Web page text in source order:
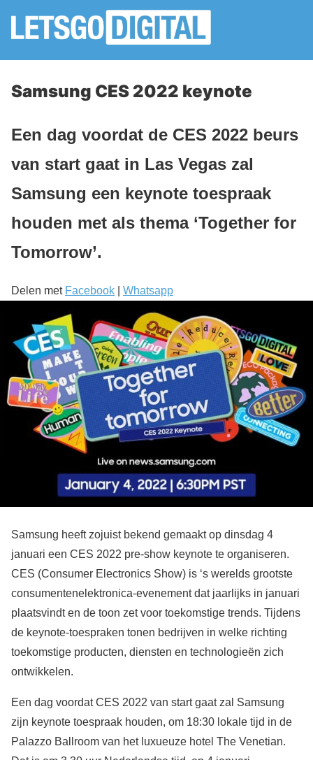
Samsung CES 2022 keynote
Een dag voordat de CES 2022 beurs
van start gaat in Las Vegas zal
Samsung een keynote toespraak
houden met als thema ‘Together for
Tomorrow’.
Delen met Facebook Whatsapp
Samsung heeft zojuist bekend gemaakt op dinsdag 4
januari een CES 2022 pre-show keynote te organiseren.
CES (Consumer Electronics Show) is ‘s werelds grootste
consumentenelektronica-evenement dat jaarlijks in januari
plaatsvindt en de toon zet voor toekomstige trends. Tijdens
de keynote-toespraken tonen bedrijven in welke richting
toekomstige producten, diensten en technologieën zich
ontwikkelen.
Een dag voordat CES 2022 van start gaat zal Samsung
zijn keynote toespraak houden, om 18:30 lokale tijd in de
Palazzo Ballroom van het luxueuze hotel The Venetian.